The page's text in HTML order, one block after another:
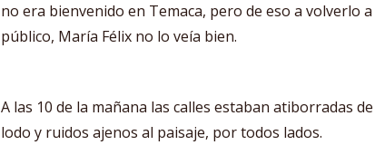
no era bienvenido en Temaca, pero de eso a volverlo
público, María Félix no lo veía bien.
A las 10 de la mañana las calles estaban atiborradas
lodo y ruidos ajenos al paisaje, por todos lados.